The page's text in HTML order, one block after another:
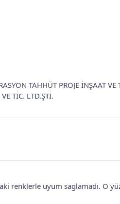
TAHHÜT PROJE İNŞAAT VE
TİC. LTD.ŞTİ.
renklerle uyum saglamadı. O